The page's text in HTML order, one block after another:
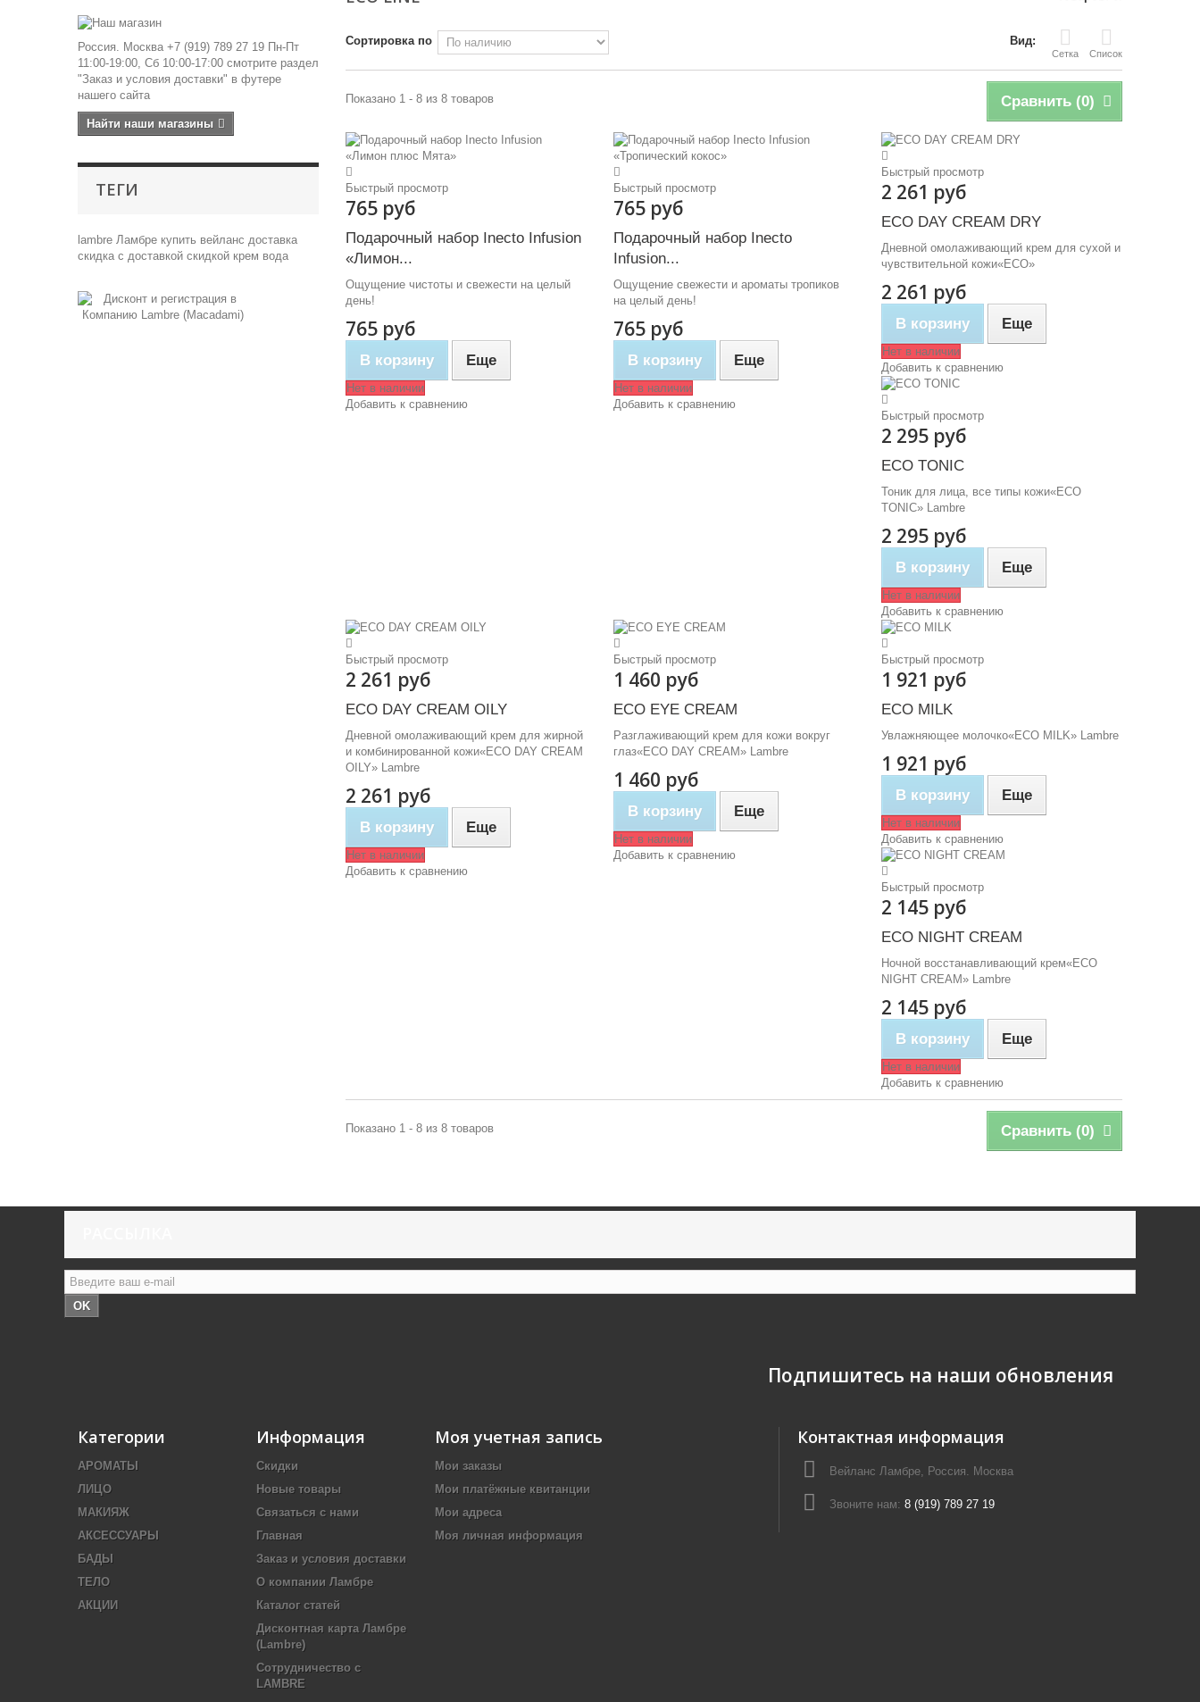
Россия. Москва +7 (919) 789 27 19 Пн-Пт
11:00-19:00, Сб 10:00-17:00 смотрите раздел
"Заказ и условия доставки" в футере
нашего сайта
Найти наши магазины
ТЕГИ
lambre Ламбре купить вейланс доставка
скидка с доставкой скидкой крем вода
Вид:
Сетка Список
Сортировка по
Сравнить (0)
Показано 1 - 8 из 8 товаров
Быстрый просмотр
765 руб
Подарочный набор Inecto Infusion
«Лимон...
Ощущение чистоты и свежести на целый
день!
765 руб
В корзину Еще
Нет в наличии
Добавить к сравнению
Быстрый просмотр
765 руб
Подарочный набор Inecto
Infusion...
Ощущение свежести и ароматы тропиков
на целый день!
765 руб
В корзину Еще
Нет в наличии
Добавить к сравнению
Быстрый просмотр
2 261 руб
ECO DAY CREAM DRY
Дневной омолаживающий крем для сухой и
чувствительной кожи«ECO»
2 261 руб
В корзину Еще
Нет в наличии
Добавить к сравнению
Быстрый просмотр
2 295 руб
ECO TONIC
Тоник для лица, все типы кожи«ECO
TONIC» Lambre
2 295 руб
В корзину Еще
Нет в наличии
Добавить к сравнению
Быстрый просмотр
2 261 руб
ECO DAY CREAM OILY
Дневной омолаживающий крем для жирной
и комбинированной кожи«ECO DAY CREAM
OILY» Lambre
2 261 руб
В корзину Еще
Нет в наличии
Добавить к сравнению
Быстрый просмотр
1 460 руб
ECO EYE CREAM
Разглаживающий крем для кожи вокруг
глаз«ECO DAY CREAM» Lambre
1 460 руб
В корзину Еще
Нет в наличии
Добавить к сравнению
Быстрый просмотр
1 921 руб
ECO MILK
Увлажняющее молочко«ECO MILK» Lambre
1 921 руб
В корзину Еще
Нет в наличии
Добавить к сравнению
Быстрый просмотр
2 145 руб
ECO NIGHT CREAM
Ночной восстанавливающий крем«ECO
NIGHT CREAM» Lambre
2 145 руб
В корзину Еще
Нет в наличии
Добавить к сравнению
Сравнить (0)
Показано 1 - 8 из 8 товаров
OK
Подпишитесь на наши обновления
Категории
АРОМАТЫ
ЛИЦО
МАКИЯЖ
АКСЕССУАРЫ
БАДЫ
ТЕЛО
АКЦИИ
Информация
Скидки
Новые товары
Связаться с нами
Главная
Заказ и условия доставки
О компании Ламбре
Каталог статей
Дисконтная карта Ламбре
(Lambre)
Сотрудничество с
LAMBRE
Моя учетная запись
Мои заказы
Мои платёжные квитанции
Мои адреса
Моя личная информация
Контактная информация
Вейланс Ламбре, Россия. Москва
Звоните нам: 8 (919) 789 27 19